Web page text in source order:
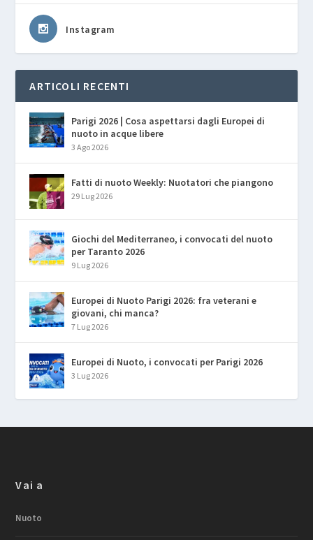
Instagram
ARTICOLI RECENTI
Parigi 2026 | Cosa aspettarsi dagli Europei di
nuoto in acque libere
3 Ago 2026
Fatti di nuoto Weekly: Nuotatori che piangono
29 Lug 2026
Giochi del Mediterraneo, i convocati del nuoto
per Taranto 2026
9 Lug 2026
Europei di Nuoto Parigi 2026: fra veterani e
giovani, chi manca?
7 Lug 2026
Europei di Nuoto, i convocati per Parigi 2026
3 Lug 2026
Vai a
Nuoto